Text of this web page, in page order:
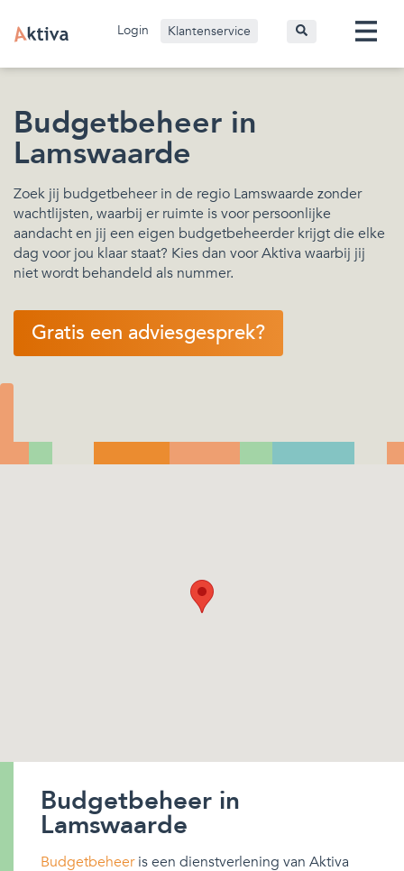
Login Klantenservice
Budgetbeheer in
Lamswaarde
Zoek jij budgetbeheer in de regio Lamswaarde zonder
wachtlijsten, waarbij er ruimte is voor persoonlijke
aandacht en jij een eigen budgetbeheerder krijgt die elke
dag voor jou klaar staat? Kies dan voor Aktiva waarbij jij
niet wordt behandeld als nummer.
Gratis een adviesgesprek?
Budgetbeheer in
Lamswaarde
Budgetbeheeris een dienstverlening van Aktiva